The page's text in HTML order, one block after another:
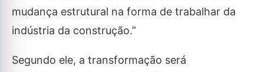
mudança estrutural na forma de trabalhar da
indústria da construção.”
Segundo ele, a transformação será